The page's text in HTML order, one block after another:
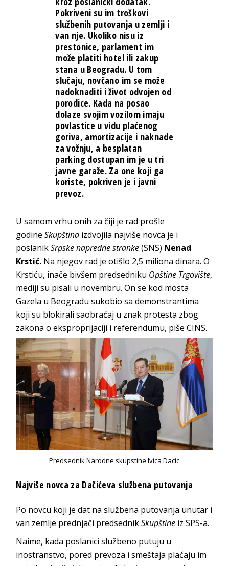
Pokriveni su im troškovi
službenih putovanja u zemlji i
van nje. Ukoliko nisu iz
prestonice, parlament im
može platiti hotel ili zakup
stana u Beogradu. U tom
slučaju, novčano im se može
nadoknaditi i život odvojen od
porodice. Kada na posao
dolaze svojim vozilom imaju
povlastice u vidu plaćenog
goriva, amortizacije i naknade
za vožnju, a besplatan
parking dostupan im je u tri
javne garaže. Za one koji ga
koriste, pokriven je i javni
prevoz.
U samom vrhu onih za čiji je rad prošle
godine Skupština izdvojila najviše novca je i
poslanikSrpske napredne stranke(SNS) Nenad
Krstić. Na njegov rad je otišlo 2,5 miliona dinara. O
Krstiću, inače bivšem predsedniku Opštine Trgovište,
mediji su pisali u novembru. On se kod mosta
Gazela u Beogradu sukobio sa demonstrantima
koji su blokirali saobraćaj u znak protesta zbog
zakona o eksproprijaciji i referendumu, piše CINS.
Predsednik Narodne skupstine Ivica Dacic
Najviše novca za Dačićeva službena putovanja
Po novcu koji je dat na službena putovanja unutar i
van zemlje prednjači predsednikSkupštine iz SPS-a.
Naime, kada poslanici službeno putuju u
inostranstvo, pored prevoza i smeštaja plaćaju im